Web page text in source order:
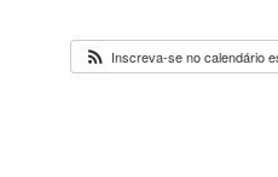
Inscreva-se no calendário